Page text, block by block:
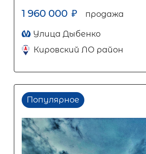
1 960 000 ₽ продажа
Улица Дыбенко
Кировский ЛО район
Популярное